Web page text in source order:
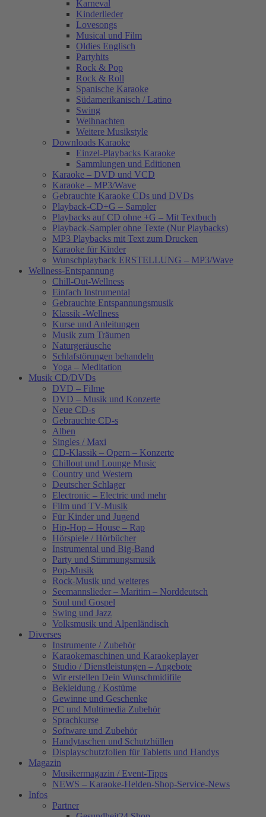
Karneval
Kinderlieder
Lovesongs
Musical und Film
Oldies Englisch
Partyhits
Rock & Pop
Rock & Roll
Spanische Karaoke
Südamerikanisch / Latino
Swing
Weihnachten
Weitere Musikstyle
Downloads Karaoke
Einzel-Playbacks Karaoke
Sammlungen und Editionen
Karaoke – DVD und VCD
Karaoke – MP3/Wave
Gebrauchte Karaoke CDs und DVDs
Playback-CD+G – Sampler
Playbacks auf CD ohne +G – Mit Textbuch
Playback-Sampler ohne Texte (Nur Playbacks)
MP3 Playbacks mit Text zum Drucken
Karaoke für Kinder
Wunschplayback ERSTELLUNG – MP3/Wave
Wellness-Entspannung
Chill-Out-Wellness
Einfach Instrumental
Gebrauchte Entspannungsmusik
Klassik -Wellness
Kurse und Anleitungen
Musik zum Träumen
Naturgeräusche
Schlafstörungen behandeln
Yoga – Meditation
Musik CD/DVDs
DVD – Filme
DVD – Musik und Konzerte
Neue CD-s
Gebrauchte CD-s
Alben
Singles / Maxi
CD-Klassik – Opern – Konzerte
Chillout und Lounge Music
Country und Western
Deutscher Schlager
Electronic – Electric und mehr
Film und TV-Musik
Für Kinder und Jugend
Hip-Hop – House – Rap
Hörspiele / Hörbücher
Instrumental und Big-Band
Party und Stimmungsmusik
Pop-Musik
Rock-Musik und weiteres
Seemannslieder – Maritim – Norddeutsch
Soul und Gospel
Swing und Jazz
Volksmusik und Alpenländisch
Diverses
Instrumente / Zubehör
Karaokemaschinen und Karaokeplayer
Studio / Dienstleistungen – Angebote
Wir erstellen Dein Wunschmidifile
Bekleidung / Kostüme
Gewinne und Geschenke
PC und Multimedia Zubehör
Sprachkurse
Software und Zubehör
Handytaschen und Schutzhüllen
Displayschutzfolien für Tabletts und Handys
Magazin
Musikermagazin / Event-Tipps
NEWS – Karaoke-Helden-Shop-Service-News
Infos
Partner